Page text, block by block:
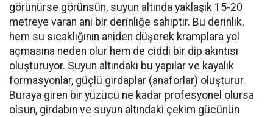
görünürse görünsün, suyun altında yaklaşık 15-20
metreye varan ani bir derinliğe sahiptir. Bu derinlik,
hem su sıcaklığının aniden düşerek kramplara yol
açmasına neden olur hem de ciddi bir dip akıntısı
oluşturuyor. Suyun altındaki bu yapılar ve kayalık
formasyonlar, güçlü girdaplar (anaforlar) oluşturur.
Buraya giren bir yüzücü ne kadar profesyonel olursa
olsun, girdabın ve suyun altındaki çekim gücünün